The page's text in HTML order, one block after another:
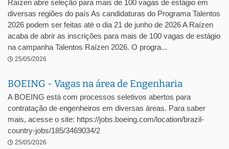
Raízen abre seleção para mais de 100 vagas de estágio em
diversas regiões do país As candidaturas do Programa Talentos
2026 podem ser feitas até o dia 21 de junho de 2026 A Raízen
acaba de abrir as inscrições para mais de 100 vagas de estágio
na campanha Talentos Raízen 2026. O progra...
25/05/2026
BOEING - Vagas na área de Engenharia
A BOEING está com processos seletivos abertos para
contratação de engenheiros em diversas áreas. Para saber
mais, acesse o site: https://jobs.boeing.com/location/brazil-
country-jobs/185/3469034/2
25/05/2026